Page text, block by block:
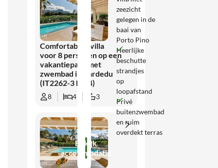
natuur en ongerepte stranden en
nodigt uit om elke dag iets nieuws te
ontdekken.
Comfortabele villa
voor 8 personen op een
vakantiepark met
zwembad in Cardedu
(IT2262-3 Nr. 4)
8 4 3
zeezicht
gelegen in de
baai van
Porto Pino
Heerlijke
beschutte
strandjes
op
loopafstand
Privé
buitenzwembad
en ruim
overdekt terras
Bekijk
accommodatie